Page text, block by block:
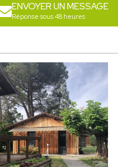
ENVOYER UN MESSAGE
Réponse sous 48 heures